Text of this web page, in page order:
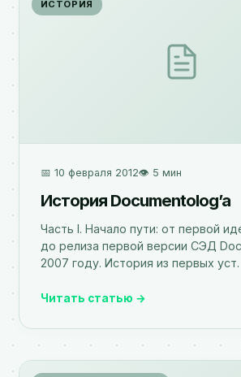
ИСТОРИЯ
📅 10 февраля 2012👁️ 5 мин
История Documentolog’а
Часть I. Начало пути: от первой
до релиза первой версии СЭД
2007 году. История из первых уст.
Читать статью →